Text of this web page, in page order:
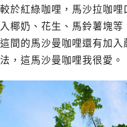
較於紅綠咖哩，馬沙拉咖
入椰奶、花生、馬鈴薯塊
這間的馬沙曼咖哩還有加
法，這馬沙曼咖哩我很愛。